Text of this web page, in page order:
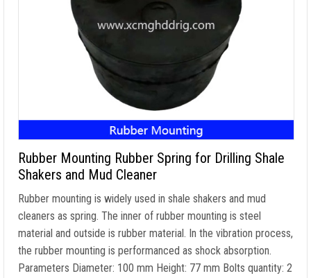
Rubber Mounting Rubber Spring for Drilling Shale
Shakers and Mud Cleaner
Rubber mounting is widely used in shale shakers and mud
cleaners as spring. The inner of rubber mounting is steel
material and outside is rubber material. In the vibration process,
the rubber mounting is performanced as shock absorption.
Parameters Diameter: 100 mm Height: 77 mm Bolts quantity: 2